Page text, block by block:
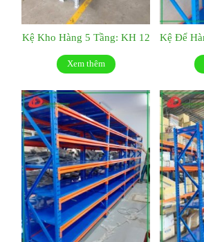
Kệ Kho Hàng 5 Tầng: KH 12
Xem thêm